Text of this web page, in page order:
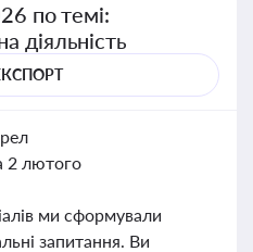
по темі:
діяльність
2 лютого
ми сформували
запитання. Ви